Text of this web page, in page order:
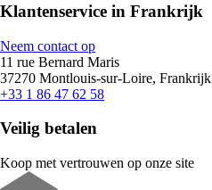
Klantenservice in Frankrijk
Neem contact op
11 rue Bernard Maris
37270 Montlouis-sur-Loire, Frankrijk
+33 1 86 47 62 58
Veilig betalen
Koop met vertrouwen op onze site